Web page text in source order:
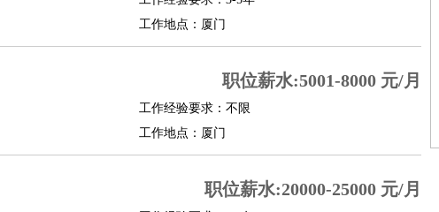
工作地点：厦门
职位薪水:5001-8000 元/月
工作经验要求：不限
工作地点：厦门
职位薪水:20000-25000 元/月